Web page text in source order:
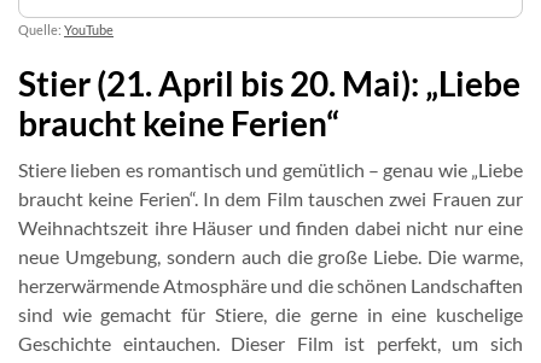
Quelle: YouTube
Stier (21. April bis 20. Mai): „Liebe
braucht keine Ferien“
Stiere lieben es romantisch und gemütlich – genau wie „Liebe
braucht keine Ferien“. In dem Film tauschen zwei Frauen zur
Weihnachtszeit ihre Häuser und finden dabei nicht nur eine
neue Umgebung, sondern auch die große Liebe. Die warme,
herzerwärmende Atmosphäre und die schönen Landschaften
sind wie gemacht für Stiere, die gerne in eine kuschelige
Geschichte eintauchen. Dieser Film ist perfekt, um sich